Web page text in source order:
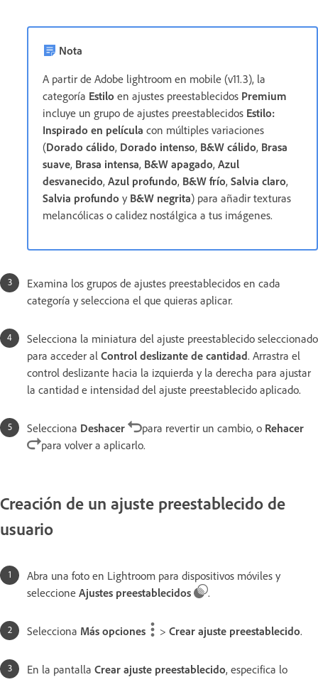
Nota
A partir de Adobe lightroom en mobile (v11.3), la
categoría Estilo en ajustes preestablecidos Premium
incluye un grupo de ajustes preestablecidos Estilo:
Inspirado en película con múltiples variaciones
(Dorado cálido, Dorado intenso, B&W cálido, Brasa
suave, Brasa intensa, B&W apagado, Azul
desvanecido, Azul profundo, B&W frío, Salvia claro,
Salvia profundo y B&W negrita) para añadir texturas
melancólicas o calidez nostálgica a tus imágenes.
Examina los grupos de ajustes preestablecidos en cada
categoría y selecciona el que quieras aplicar.
Selecciona la miniatura del ajuste preestablecido seleccionado
para acceder al Control deslizante de cantidad. Arrastra el
control deslizante hacia la izquierda y la derecha para ajustar
la cantidad e intensidad del ajuste preestablecido aplicado.
Selecciona Deshacer para revertir un cambio, o Rehacer
para volver a aplicarlo.
Creación de un ajuste preestablecido de
usuario
Abra una foto en Lightroom para dispositivos móviles y
seleccione Ajustes preestablecidos .
Selecciona Más opciones > Crear ajuste preestablecido.
En la pantalla Crear ajuste preestablecido, especifica lo